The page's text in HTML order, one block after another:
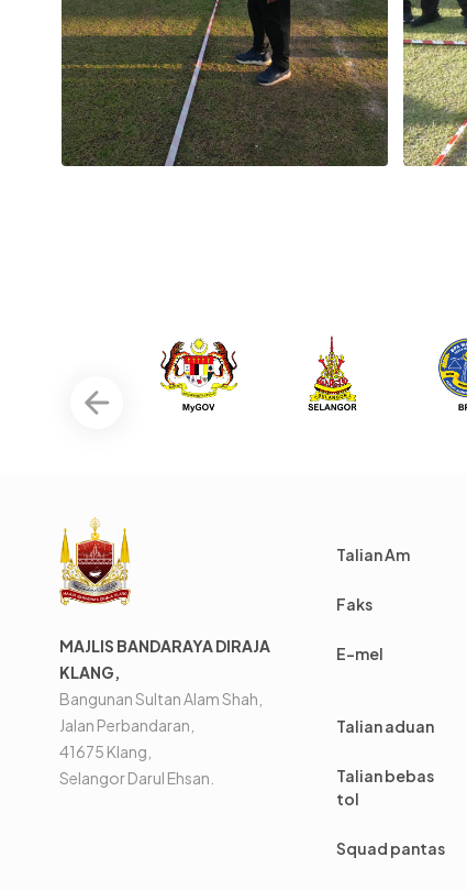
MAJLIS BANDARAYA DIRAJA
KLANG,
Bangunan Sultan Alam Shah,
Jalan Perbandaran,
41675 Klang,
Selangor Darul Ehsan.
Talian Am
Faks
E-mel
Talian aduan
Talian bebas
tol
Squad pantas